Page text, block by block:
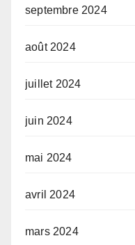
septembre 2024
août 2024
juillet 2024
juin 2024
mai 2024
avril 2024
mars 2024